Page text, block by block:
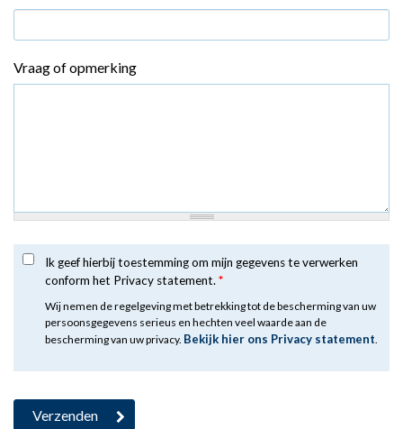
Vraag of opmerking
Ik geef hierbij toestemming om mijn gegevens te verwerken
conform het Privacy statement.*
Wij nemen de regelgeving met betrekking tot de bescherming van uw
persoonsgegevens serieus en hechten veel waarde aan de
bescherming van uw privacy. Bekijk hier ons Privacy statement.